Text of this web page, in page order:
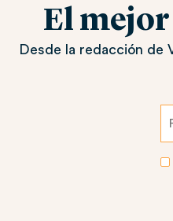
El
Desde la redacción de